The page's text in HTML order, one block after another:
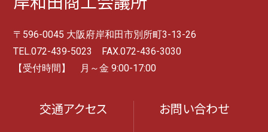
〒596-0045 大阪府岸和田市別所町3-13-26
TEL.072-439-5023 FAX.072-436-3030
【受付時間】 月～金 9:00-17:00
交通アクセス お問い合わせ